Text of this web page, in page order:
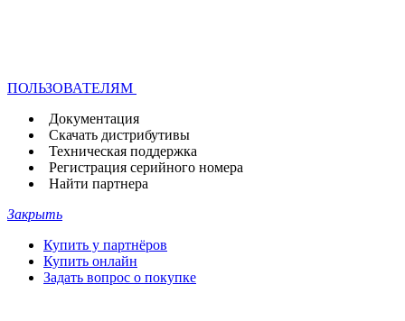
ПОЛЬЗОВАТЕЛЯМ
Документация
Скачать дистрибутивы
Техническая поддержка
Регистрация серийного номера
Найти партнера
Закрыть
Купить у партнёров
Купить онлайн
Задать вопрос о покупке